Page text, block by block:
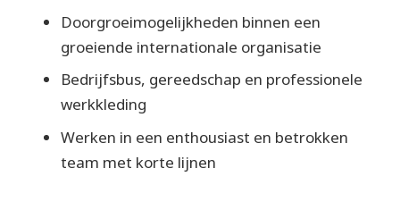
Doorgroeimogelijkheden binnen een
groeiende internationale organisatie
Bedrijfsbus, gereedschap en professionele
werkkleding
Werken in een enthousiast en betrokken
team met korte lijnen